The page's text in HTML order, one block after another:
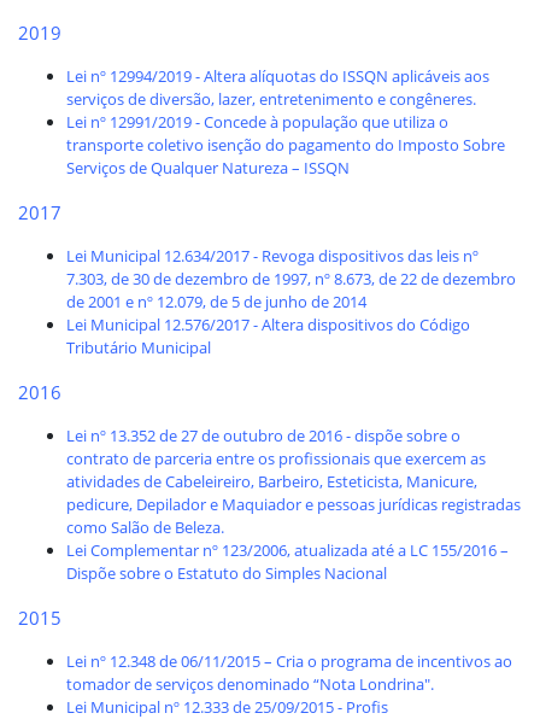
2019
Lei nº 12994/2019 - Altera alíquotas do ISSQN aplicáveis aos
serviços de diversão, lazer, entretenimento e congêneres.
Lei nº 12991/2019 - Concede à população que utiliza o
transporte coletivo isenção do pagamento do Imposto Sobre
Serviços de Qualquer Natureza – ISSQN
2017
Lei Municipal 12.634/2017 - Revoga dispositivos das leis nº
7.303, de 30 de dezembro de 1997, nº 8.673, de 22 de dezembro
de 2001 e nº 12.079, de 5 de junho de 2014
Lei Municipal 12.576/2017 - Altera dispositivos do Código
Tributário Municipal
2016
Lei nº 13.352 de 27 de outubro de 2016 - dispõe sobre o
contrato de parceria entre os profissionais que exercem as
atividades de Cabeleireiro, Barbeiro, Esteticista, Manicure,
pedicure, Depilador e Maquiador e pessoas jurídicas registradas
como Salão de Beleza.
Lei Complementar nº 123/2006, atualizada até a LC 155/2016 –
Dispõe sobre o Estatuto do Simples Nacional
2015
Lei nº 12.348 de 06/11/2015 – Cria o programa de incentivos ao
tomador de serviços denominado “Nota Londrina".
Lei Municipal nº 12.333 de 25/09/2015 - Profis